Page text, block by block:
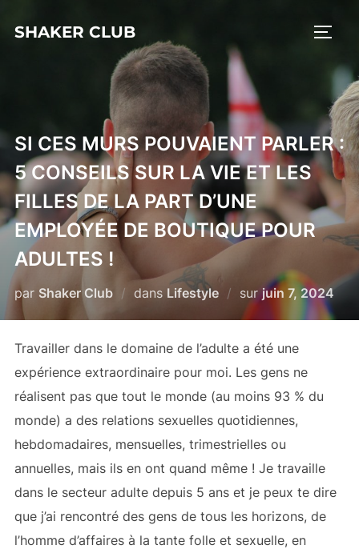
SHAKER CLUB
SI CES MURS POUVAIENT PARLER :
5 CONSEILS SUR LA VIE ET LES
FILLES DE LA PART D’UNE
EMPLOYÉE DE BOUTIQUE POUR
ADULTES !
par Shaker Club dans Lifestyle surPublié
juin 7, 2024
Travailler dans le domaine de l’adulte a été une
expérience extraordinaire pour moi. Les gens ne
réalisent pas que tout le monde (au moins 93 % du
monde) a des relations sexuelles quotidiennes,
hebdomadaires, mensuelles, trimestrielles ou
annuelles, mais ils en ont quand même ! Je travaille
dans le secteur adulte depuis 5 ans et je peux te dire
que j’ai rencontré des gens de tous les horizons, de
l’homme d’affaires à la tante folle et sexuelle, en